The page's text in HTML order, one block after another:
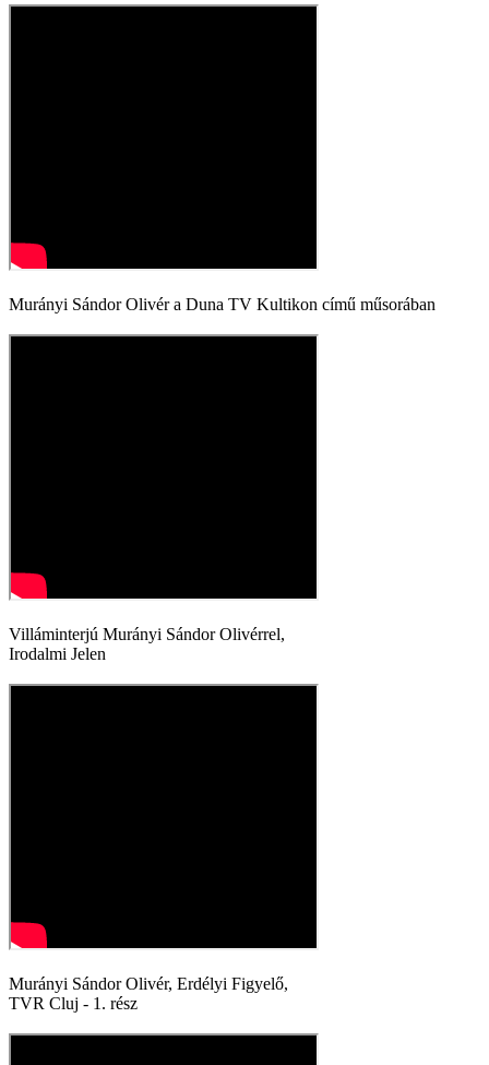
Murányi Sándor Olivér a Duna TV Kultikon című műsorában
Villáminterjú Murányi Sándor Olivérrel,
Irodalmi Jelen
Murányi Sándor Olivér, Erdélyi Figyelő,
TVR Cluj - 1. rész